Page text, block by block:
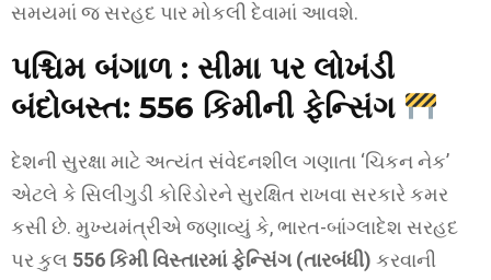
સમયમાં જ સરહદ પાર મોકલી દેવામાં આવશે.
પશ્ચિમ બંગાળ : સીમા પર લોખંડી
બંદોબસ્ત: 556 કિમીની ફેન્સિંગ
દેશની સુરક્ષા માટે અત્યંત સંવેદનશીલ ગણાતા ‘ચિકન નેક’
એટલે કે સિલીગુડી કોરિડોરને સુરક્ષિત રાખવા સરકારે કમર
કસી છે. મુખ્યમંત્રીએ જણાવ્યું કે, ભારત-બાંગ્લાદેશ સરહદ
પર કુલ 556 કિમી વિસ્તારમાં ફેન્સિંગ (તારબંધી) કરવાની